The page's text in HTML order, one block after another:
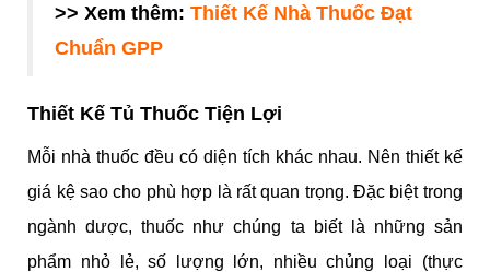
>> Xem thêm:Thiết Kế Nhà Thuốc Đạt
Chuẩn GPP
Thiết Kế Tủ Thuốc Tiện Lợi
Mỗi nhà thuốc đều có diện tích khác nhau. Nên thiết kế
giá kệ sao cho phù hợp là rất quan trọng. Đặc biệt trong
ngành dược, thuốc như chúng ta biết là những sản
phẩm nhỏ lẻ, số lượng lớn, nhiều chủng loại (thực